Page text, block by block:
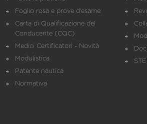
Foglio rosa e prove d’esame
Carta di Qualificazione del
Conducente (CQC)
Medici Certificatori - Novità
Modulistica
Patente nautica
Normativa